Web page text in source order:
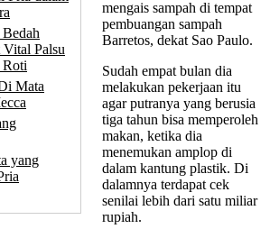
Palsu
Roti
Mata
yang
mengais sampah di tempat
pembuangan sampah
Barretos, dekat Sao Paulo.
Sudah empat bulan dia
melakukan pekerjaan itu
agar putranya yang berusia
tiga tahun bisa memperoleh
makan, ketika dia
menemukan amplop di
dalam kantung plastik. Di
dalamnya terdapat cek
senilai lebih dari satu miliar
rupiah.